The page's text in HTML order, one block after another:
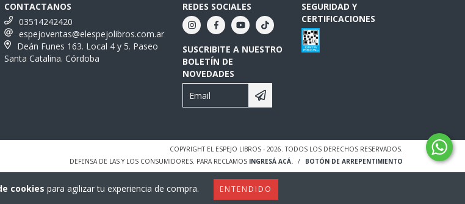
cookies para agilizar tu experiencia de compra. ENTENDIDO
CONTACTANOS
03514242420
espejoventas@elespejolibros.com.ar
Deán Funes 163. Local 4 y 5. Paseo
Santa Catalina. Córdoba
REDES SOCIALES
SUSCRIBITE A NUESTRO
BOLETÍN DE
NOVEDADES
SEGURIDAD Y
CERTIFICACIONES
COPYRIGHT EL ESPEJO LIBROS - 2026. TODOS LOS DERECHOS RESERVADOS.
DEFENSA DE LAS Y LOS CONSUMIDORES. PARA RECLAMOS INGRESÁ ACÁ. / BOTÓN DE ARREPENTIMIENTO